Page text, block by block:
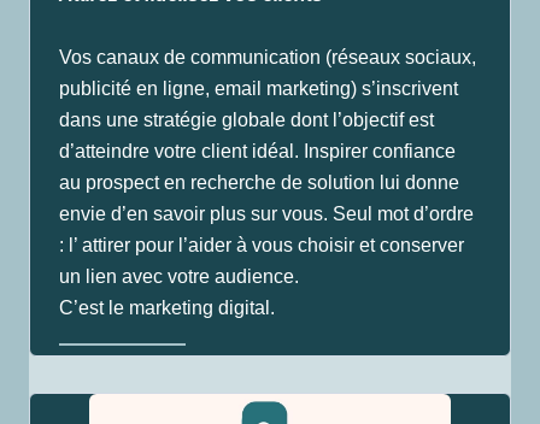
Vos canaux de communication (réseaux sociaux,
publicité en ligne, email marketing) s’inscrivent
dans une stratégie globale dont l’objectif est
d’atteindre votre client idéal. Inspirer confiance
au prospect en recherche de solution lui donne
envie d’en savoir plus sur vous. Seul mot d’ordre
: l’ attirer pour l’aider à vous choisir et conserver
un lien avec votre audience.
C’est le marketing digital.